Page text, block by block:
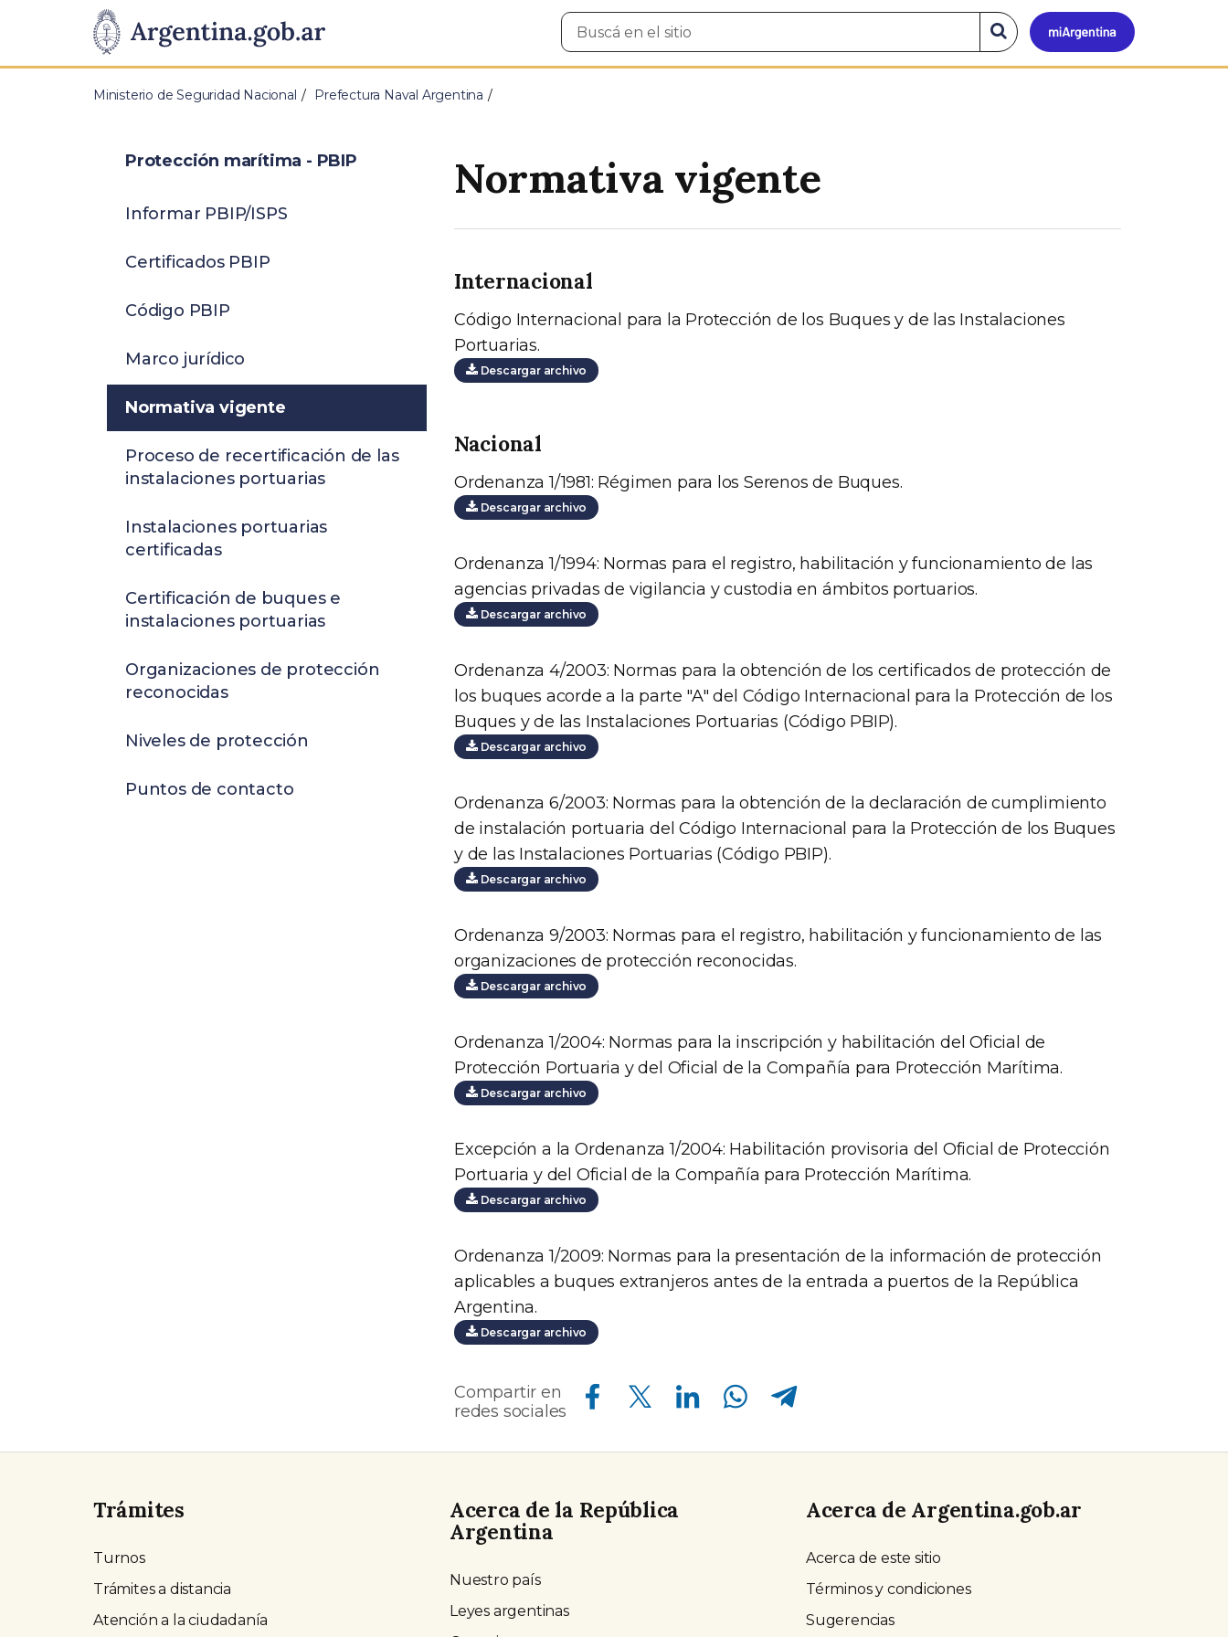
Presidencia
de
Pasar al contenido principal
Mi
Buscar
en
Buscar
en
el
Ministerio de Seguridad Nacional Prefectura Naval Argentina
Normativa vigente
Internacional
Código Internacional para la Protección de los Buques y de las Instalaciones
Portuarias.
Descargar archivo
Nacional
Ordenanza 1/1981: Régimen para los Serenos de Buques.
Descargar archivo
Ordenanza 1/1994: Normas para el registro, habilitación y funcionamiento de las
agencias privadas de vigilancia y custodia en ámbitos portuarios.
Descargar archivo
Ordenanza 4/2003: Normas para la obtención de los certificados de protección de
los buques acorde a la parte "A" del Código Internacional para la Protección de los
Buques y de las Instalaciones Portuarias (Código PBIP).
Descargar archivo
Ordenanza 6/2003: Normas para la obtención de la declaración de cumplimiento
de instalación portuaria del Código Internacional para la Protección de los Buques
y de las Instalaciones Portuarias (Código PBIP).
Descargar archivo
Ordenanza 9/2003: Normas para el registro, habilitación y funcionamiento de las
organizaciones de protección reconocidas.
Descargar archivo
Ordenanza 1/2004: Normas para la inscripción y habilitación del Oficial de
Protección Portuaria y del Oficial de la Compañía para Protección Marítima.
Descargar archivo
Excepción a la Ordenanza 1/2004: Habilitación provisoria del Oficial de Protección
Portuaria y del Oficial de la Compañía para Protección Marítima.
Descargar archivo
Ordenanza 1/2009: Normas para la presentación de la información de protección
aplicables a buques extranjeros antes de la entrada a puertos de la República
Argentina.
Descargar archivo
Compartir en
redes sociales
Compartir en Facebook Compartir en Twitter Compartir en Linkedin Compartir en Whatsapp
Protección marítima - PBIP
Informar PBIP/ISPS
Certificados PBIP
Código PBIP
Marco jurídico
Normativa vigente
Proceso de recertificación de las
instalaciones portuarias
Instalaciones portuarias
certificadas
Certificación de buques e
instalaciones portuarias
Organizaciones de protección
reconocidas
Niveles de protección
Puntos de contacto
Trámites
Turnos
Trámites a distancia
Atención a la ciudadanía
Acerca de la República
Argentina
Nuestro país
Leyes argentinas
Acerca de Argentina.gob.ar
Acerca de este sitio
Términos y condiciones
Sugerencias